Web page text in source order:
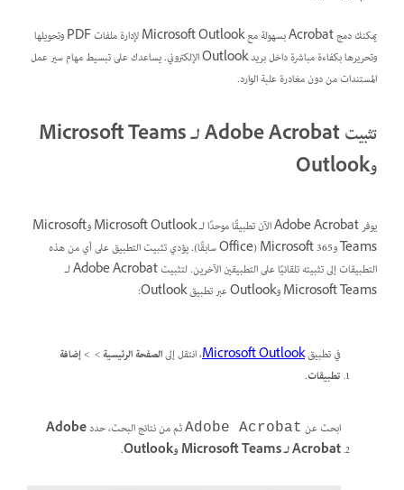
يمكنك دمج Acrobat بسهولة مع Microsoft Outlook لإدارة ملفات PDF وتحويلها
وتحريرها بكفاءة مباشرة داخل بريد Outlook الإلكتروني. يساعدك على تبسيط مهام سير عمل
المستندات من دون مغادرة علبة الوارد.
تثبيت Adobe Acrobat لـ Microsoft Teams
وOutlook
يوفر Adobe Acrobat الآن تطبيقًا موحدًا لـ Microsoft Outlook وMicrosoft
Teams وMicrosoft 365 (Office سابقًا). يؤدي تثبيت التطبيق على أي من هذه
التطبيقات إلى تثبيته تلقائيًا على التطبيقين الآخرين. لتثبيت Adobe Acrobat لـ
Microsoft Teams وOutlook عبر تطبيق Outlook:
في تطبيقMicrosoft Outlook، انتقل إلىالصفحة الرئيسية>
>إضافة
تطبيقات.
ابحث عن Adobe Acrobatثم من نتائج البحث، حددAdobe
Acrobat لـ Microsoft Teams وOutlook
.